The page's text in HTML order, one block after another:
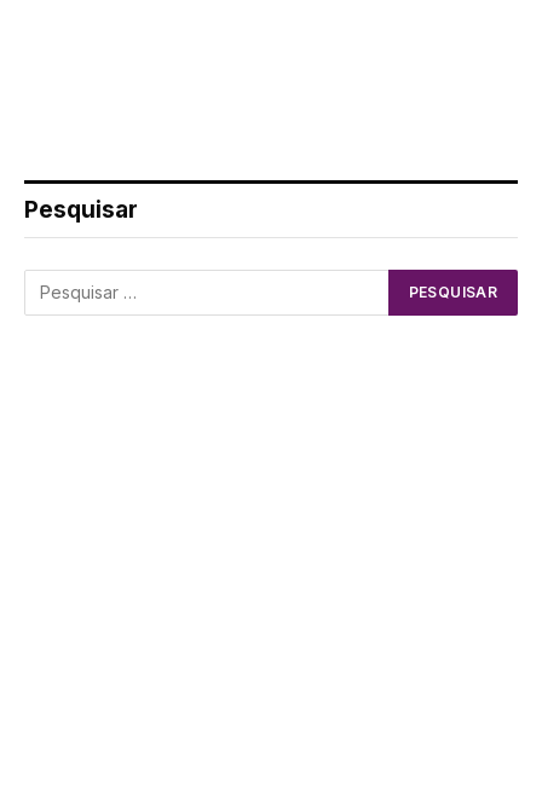
Pesquisar